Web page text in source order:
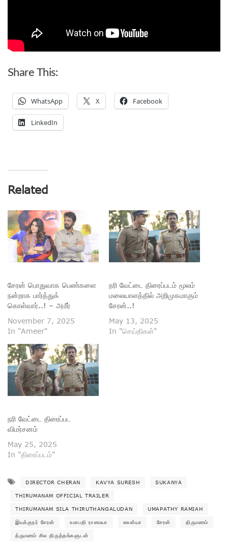
Share This:
WhatsApp X Facebook
LinkedIn
Related
சேரன் பொதுவாக பெண்களை
நன்றாக பார்த்துக்
கொள்வார்..! – அமீர்
November 7, 2025
In "Ameer"
நரி வேட்டை திரைப்படம் மூலம்
மலையாளத்தில் அறிமுகமாகும்
சேரன்..!
May 13, 2025
In "செய்திகள்"
நரி வேட்டை திரைப்பட
விமர்சனம்
May 25, 2025
In "திரைப்படம்"
DIRECTOR CHERAN KAVYA SURESH SUKANYA
THIRUMANAM OFFICIAL TRAILER
THIRUMANAM SILA THIRUTHANGALUDAN UMAPATHY RAMIAH
இயக்குநர் சேரன் உமாபதி ராமையா சுகன்யா சேரன் திருமணம்
த்ருமணம் சில திருத்தங்களுடன்